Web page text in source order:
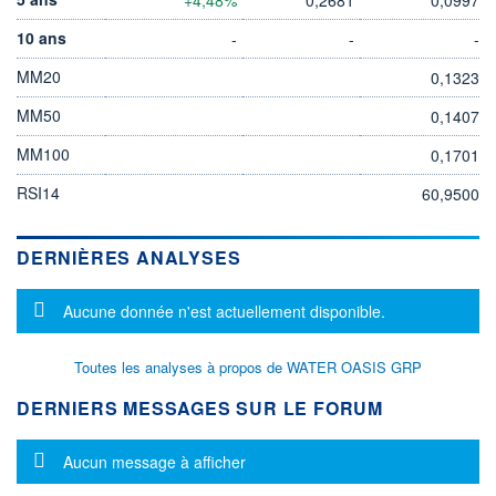
10 ans
- -
-
MM20
0,1323
MM50
0,1407
MM100
0,1701
RSI14
60,9500
DERNIÈRES ANALYSES
Message d'information
Aucune donnée n'est actuellement disponible.
Toutes les analyses à propos de WATER OASIS GRP
DERNIERS MESSAGES SUR LE FORUM
Message d'information
Aucun message à afficher